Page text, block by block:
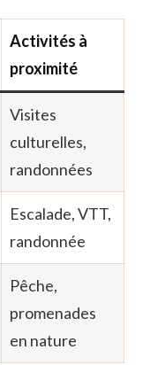
Activités à
proximité
Visites
culturelles,
randonnées
Escalade, VTT,
randonnée
Pêche,
promenades
en nature